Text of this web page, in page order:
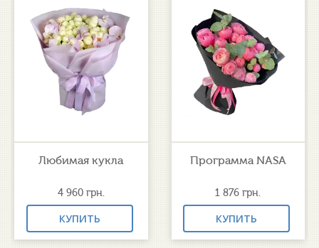
Любимая кукла
4 960 грн.
КУПИТЬ
Программа NASA
1 876грн.
КУПИТЬ